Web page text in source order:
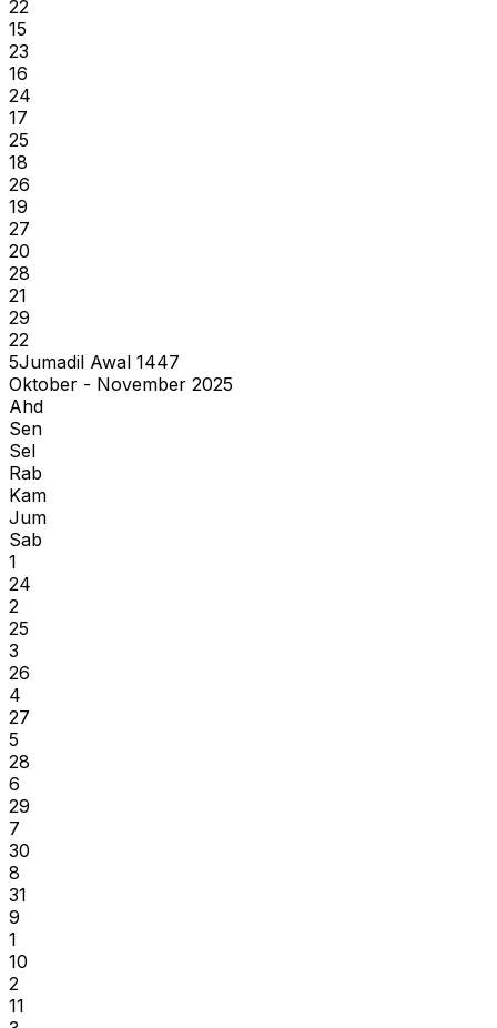
22
15
23
16
24
17
25
18
26
19
27
20
28
21
29
22
5Jumadil Awal 1447
Oktober - November 2025
Ahd
Sen
Sel
Rab
Kam
Jum
Sab
1
24
2
25
3
26
4
27
5
28
6
29
7
30
8
31
9
1
10
2
11